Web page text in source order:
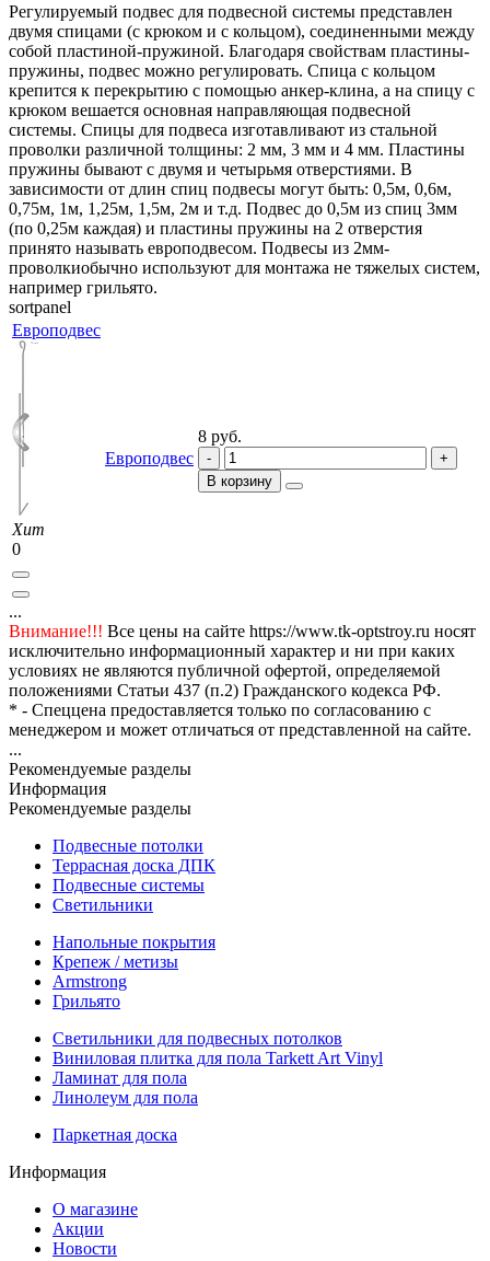
Регулируемый подвес для подвесной системы представлен
двумя спицами (с крюком и с кольцом), соединенными между
собой пластиной-пружиной. Благодаря свойствам пластины-
пружины, подвес можно регулировать. Спица с кольцом
крепится к перекрытию с помощью анкер-клина, а на спицу с
крюком вешается основная направляющая подвесной
системы. Спицы для подвеса изготавливают из стальной
проволки различной толщины: 2 мм, 3 мм и 4 мм. Пластины
пружины бывают с двумя и четырьмя отверстиями. В
зависимости от длин спиц подвесы могут быть: 0,5м, 0,6м,
0,75м, 1м, 1,25м, 1,5м, 2м и т.д. Подвес до 0,5м из спиц 3мм
(по 0,25м каждая) и пластины пружины на 2 отверстия
принято называть европодвесом. Подвесы из 2мм-
проволкиобычно используют для монтажа не тяжелых систем,
например грильято.
sortpanel
Европодвес
Хит
0
Европодвес
8 руб.
В корзину
...
Внимание!!! Все цены на сайте https://www.tk-optstroy.ru носят
исключительно информационный характер и ни при каких
условиях не являются публичной офертой, определяемой
положениями Статьи 437 (п.2) Гражданского кодекса РФ.
* - Спеццена предоставляется только по согласованию с
менеджером и может отличаться от представленной на сайте.
...
Рекомендуемые разделы
Информация
Рекомендуемые разделы
Подвесные потолки
Террасная доска ДПК
Подвесные системы
Светильники
Напольные покрытия
Крепеж / метизы
Armstrong
Грильято
Светильники для подвесных потолков
Виниловая плитка для пола Tarkett Art Vinyl
Ламинат для пола
Линолеум для пола
Паркетная доска
Информация
О магазине
Акции
Новости